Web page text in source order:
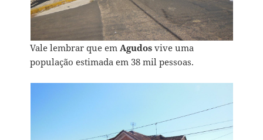
Vale lembrar que em Agudos vive uma
população estimada em 38 mil pessoas.